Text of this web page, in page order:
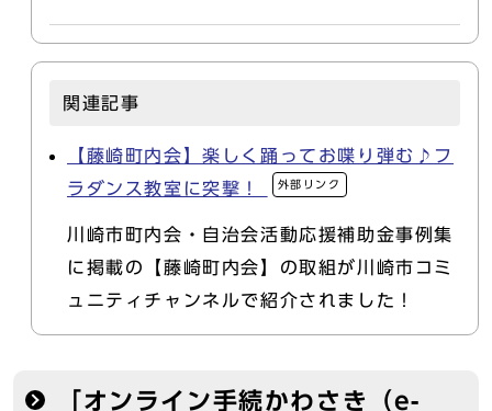
関連記事
【藤崎町内会】楽しく踊ってお喋り弾む♪フ
ラダンス教室に突撃！
外部リンク
川崎市町内会・自治会活動応援補助金事例集
に掲載の【藤崎町内会】の取組が川崎市コミ
ュニティチャンネルで紹介されました！
「オンライン手続かわさき（e-